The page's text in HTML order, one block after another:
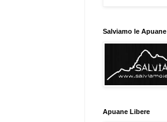
Salviamo le Apuane
Apuane Libere